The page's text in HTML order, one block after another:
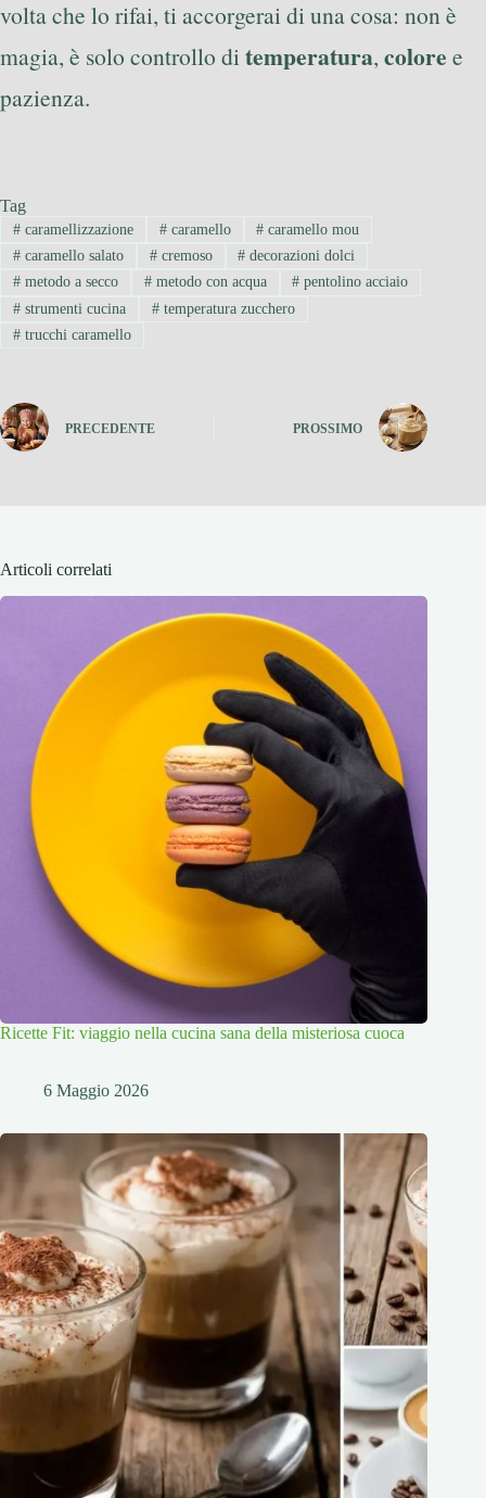
volta che lo rifai, ti accorgerai di una cosa: non è
magia, è solo controllo ditemperatura, colore e
pazienza.
Tag
#caramellizzazione #caramello # caramello mou
#caramello salato #cremoso # decorazioni dolci
#metodo a secco #metodo con acqua # pentolino acciaio
#strumenti cucina #temperatura zucchero
#trucchi caramello
PRECEDENTE PROSSIMO
Articoli correlati
Ricette Fit: viaggio nella cucina sana della misteriosa cuoca
6 Maggio 2026